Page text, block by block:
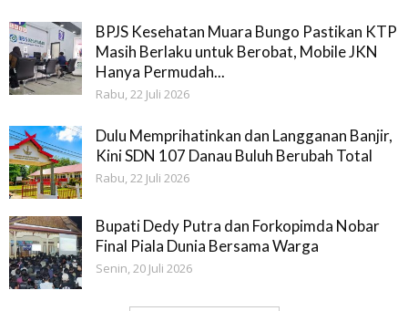
BPJS Kesehatan Muara Bungo Pastikan KTP
Masih Berlaku untuk Berobat, Mobile JKN
Hanya Permudah...
Rabu, 22 Juli 2026
Dulu Memprihatinkan dan Langganan Banjir,
Kini SDN 107 Danau Buluh Berubah Total
Rabu, 22 Juli 2026
Bupati Dedy Putra dan Forkopimda Nobar
Final Piala Dunia Bersama Warga
Senin, 20 Juli 2026